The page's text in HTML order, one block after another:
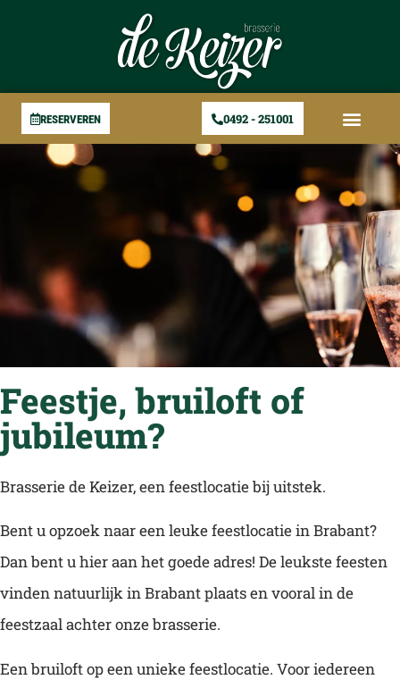
RESERVEREN 0492 - 251001
Feestje, bruiloft of
jubileum?
Brasserie de Keizer, een feestlocatie bij uitstek.
Bent u opzoek naar een leuke feestlocatie in Brabant?
Dan bent u hier aan het goede adres! De leukste feesten
vinden natuurlijk in Brabant plaats en vooral in de
feestzaal achter onze brasserie.
Een bruiloft op een unieke feestlocatie. Voor iedereen